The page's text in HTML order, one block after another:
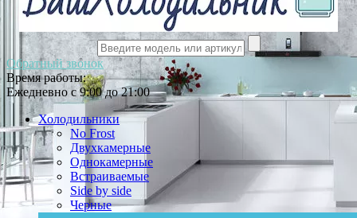
Обратный звонок
Время работы:
Ежедневно с 9:00 до 21:00
Холодильники
No Frost
Двухкамерные
Однокамерные
Встраиваемые
Side by side
Черные